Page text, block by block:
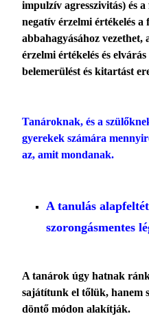
impulzív agresszivitás) és
negatív érzelmi értékelés a
abbahagyásához vezethet,
érzelmi értékelés és
belemerülést és kitartást
Tanároknak, és a
gyerekek számára
az, amit mondanak.
A tanulás
szorongásmentes
A tanárok úgy hatnak
sajátítunk el tőlük, hanem
döntő mó­don alakítják.